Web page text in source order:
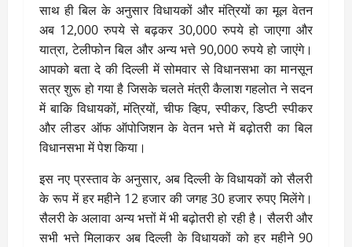
साथ ही बिल के अनुसार विधायकों और मंत्रियों का मूल वेतन
अब 12,000 रुपये से बढ़कर 30,000 रुपये हो जाएगा और
यात्रा, टेलीफोन बिल और अन्य भत्ते 90,000 रुपये हो जाएंगे।
आपको बता दे की दिल्ली में सोमवार से विधानसभा का मानसून
सत्र शुरू हो गया है जिसके चलते मंत्री कैलाश गहलोत ने सदन
में बाकि विधायकों, मंत्रियों, चीफ व्हिप, स्पीकर, डिप्टी स्पीकर
और लीडर ऑफ ऑपोजिशन के वेतन भत्ते में बढ़ोतरी का बिल
विधानसभा में पेश किया।
इस नए प्रस्ताव के अनुसार, अब दिल्ली के विधायकों को सैलरी
के रूप में हर महीने 12 हजार की जगह 30 हजार रुपए मिलेंगे।
सैलरी के अलावा अन्य भत्तों में भी बढ़ोतरी हो रही है। सैलरी और
सभी भत्ते मिलाकर अब दिल्ली के विधायकों को हर महीने 90